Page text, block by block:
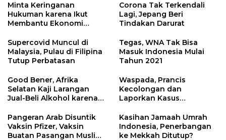
Minta Keringanan
Hukuman karena Ikut
Membantu Ekonomi
Tetap Dihukum
Corona Tak Terkendali
Lagi, Jepang Beri
Tindakan Darurat
Supercovid Muncul di
Malaysia, Pulau di Filipina
Tutup Perbatasan
Tegas, WNA Tak Bisa
Masuk Indonesia Mulai
Tahun 2021
Good Bener, Afrika
Selatan Kaji Larangan
Jual-Beli Alkohol karena
Waspada, Prancis
Kecolongan dan
Laporkan Kasus
Pangeran Arab Disuntik
Vaksin Pfizer, Vaksin
Buatan Pasangan Muslim
Kasihan Jamaah Umrah
Indonesia, Penerbangan
ke Mekkah Ditutup?